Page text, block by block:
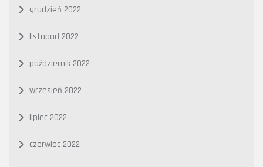
grudzień 2022
listopad 2022
październik 2022
wrzesień 2022
lipiec 2022
czerwiec 2022